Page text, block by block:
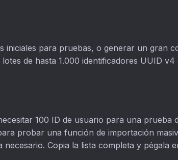
iniciales para pruebas, o generar un gran
de hasta 1.000 identificadores UUID
100 ID de usuario para una prueba
probar una función de importación
Copia la lista completa y pégala